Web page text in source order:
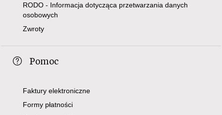
RODO - Informacja dotycząca przetwarzania danych
osobowych
Zwroty
Pomoc
Faktury elektroniczne
Formy płatności